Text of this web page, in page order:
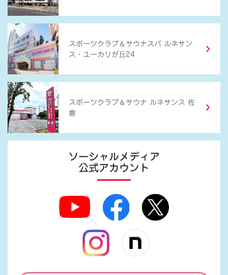
スポーツクラブ ＆ サウナスパ ルネサン
ス・ユーカリが丘24
スポーツクラブ ＆ サウナ ルネサンス 佐
倉
ソーシャルメディア
公式アカウント